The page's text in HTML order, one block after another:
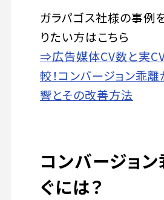
ガラパゴス社様の事例
りたい方はこちら
⇒広告媒体CV数と実
較！コンバージョン乖
響とその改善方法
コンバージョ
ぐには？